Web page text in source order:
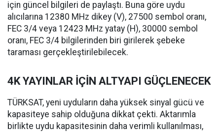
için güncel bilgileri de paylaştı. Buna göre uydu
alıcılarına 12380 MHz dikey (V), 27500 sembol oranı,
FEC 3/4 veya 12423 MHz yatay (H), 30000 sembol
oranı, FEC 3/4 bilgilerinden biri girilerek şebeke
taraması gerçekleştirilebilecek.
4K YAYINLAR İÇİN ALTYAPI GÜÇLENECEK
TÜRKSAT, yeni uyduların daha yüksek sinyal gücü ve
kapasiteye sahip olduğuna dikkat çekti. Aktarımla
birlikte uydu kapasitesinin daha verimli kullanılması,